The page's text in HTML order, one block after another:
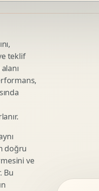
Tasarimi
teklif
doğru
ve
Bu